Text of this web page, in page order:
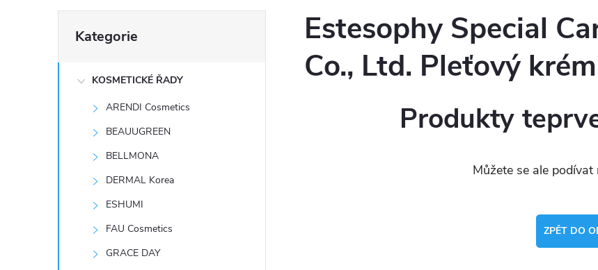
o
kategorie
Kategorie
KOSMETICKÉ ŘADY
ARENDI Cosmetics
BEAUUGREEN
BELLMONA
DERMAL Korea
ESHUMI
FAU Cosmetics
GRACE DAY
Estesophy Special
Co., Ltd. Pleťový
Produkty
Můžete se ale
ZPĚT DO